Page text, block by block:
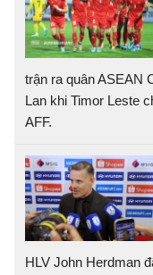
trận ra quân ASEAN
Lan khi Timor Leste
AFF.
HLV John Herdman